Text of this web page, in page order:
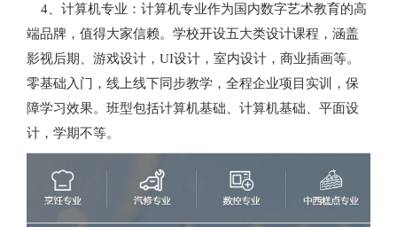
4、计算机专业：计算机专业作为国内数字艺术教育的高
端品牌，值得大家信赖。学校开设五大类设计课程，涵盖
影视后期、游戏设计，UI设计，室内设计，商业插画等。
零基础入门，线上线下同步教学，全程企业项目实训，保
障学习效果。班型包括计算机基础、计算机基础、平面设
计，学期不等。